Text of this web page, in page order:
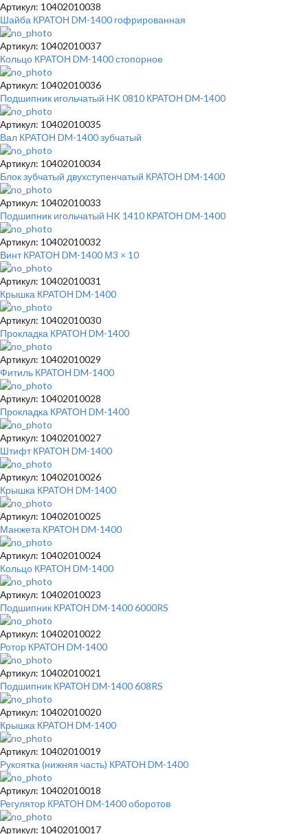
Артикул: 10402010038
Шайба КРАТОН DM-1400 гофрированная
Артикул: 10402010037
Кольцо КРАТОН DM-1400 стопорное
Артикул: 10402010036
Подшипник игольчатый HK 0810 КРАТОН DM-1400
Артикул: 10402010035
Вал КРАТОН DM-1400 зубчатый
Артикул: 10402010034
Блок зубчатый двухступенчатый КРАТОН DM-1400
Артикул: 10402010033
Подшипник игольчатый HK 1410 КРАТОН DM-1400
Артикул: 10402010032
Винт КРАТОН DM-1400 М3 × 10
Артикул: 10402010031
Крышка КРАТОН DM-1400
Артикул: 10402010030
Прокладка КРАТОН DM-1400
Артикул: 10402010029
Фитиль КРАТОН DM-1400
Артикул: 10402010028
Прокладка КРАТОН DM-1400
Артикул: 10402010027
Штифт КРАТОН DM-1400
Артикул: 10402010026
Крышка КРАТОН DM-1400
Артикул: 10402010025
Манжета КРАТОН DM-1400
Артикул: 10402010024
Кольцо КРАТОН DM-1400
Артикул: 10402010023
Подшипник КРАТОН DM-1400 6000RS
Артикул: 10402010022
Ротор КРАТОН DM-1400
Артикул: 10402010021
Подшипник КРАТОН DM-1400 608RS
Артикул: 10402010020
Крышка КРАТОН DM-1400
Артикул: 10402010019
Рукоятка (нижняя часть) КРАТОН DM-1400
Артикул: 10402010018
Регулятор КРАТОН DM-1400 оборотов
Артикул: 10402010017